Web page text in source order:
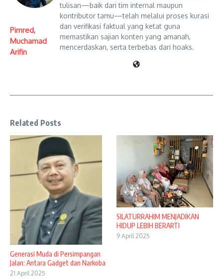
Pimred,
Muchamad
Arifin
tulisan—baik dari tim internal maupun
kontributor tamu—telah melalui proses kurasi
dan verifikasi faktual yang ketat guna
memastikan sajian konten yang amanah,
mencerdaskan, serta terbebas dari hoaks.
Related Posts
Generasi Muda di Persimpangan
Jalan: Antara Gadget dan Narkoba
21 April 2025
SILATURRAHIM MENJADIKAN
HIDUP LEBIH BERARTI
9 April 2025